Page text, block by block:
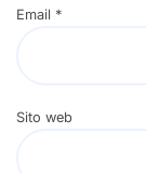
Email *
Sito web